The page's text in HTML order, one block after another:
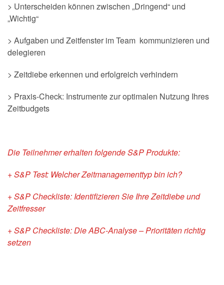
> Unterscheiden können zwischen „Dringend“ und
„Wichtig“
> Aufgaben und Zeitfenster im Team kommunizieren und
delegieren
> Zeitdiebe erkennen und erfolgreich verhindern
> Praxis-Check: Instrumente zur optimalen Nutzung Ihres
Zeitbudgets
Die Teilnehmer erhalten folgende S&P Produkte:
+ S&P Test: Welcher Zeitmanagementtyp bin ich?
+ S&P Checkliste: Identifizieren Sie Ihre Zeitdiebe und
Zeitfresser
+ S&P Checkliste: Die ABC-Analyse – Prioritäten richtig
setzen